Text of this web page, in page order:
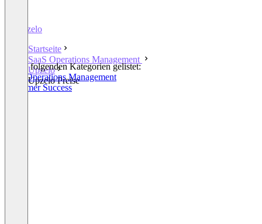
Upzelo
Startseite
SaaS Operations Management
Upzelo
Upzelo Preise
In den folgenden Kategorien gelistet:
SaaS Operations Management
Customer Success